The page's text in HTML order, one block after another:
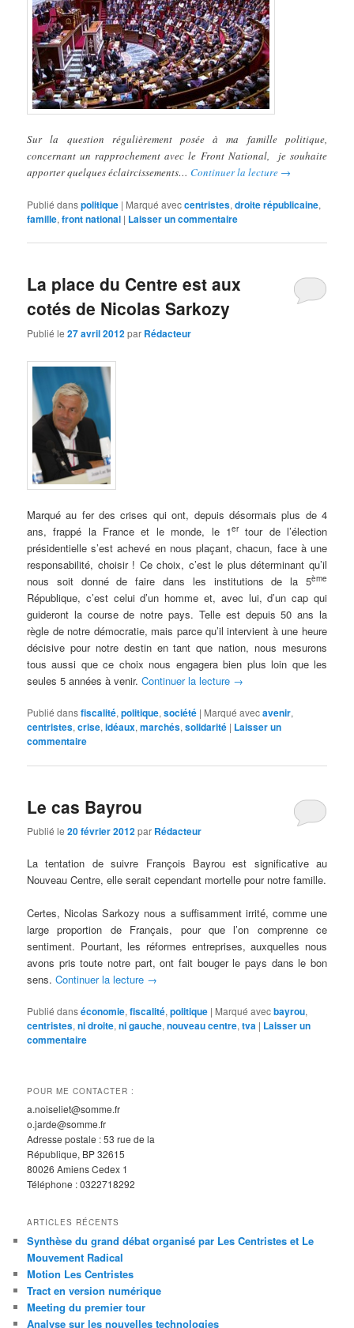
Sur la question régulièrement posée à ma famille politique,
concernant un rapprochement avec le Front National, je souhaite
apporter quelques éclaircissements…Continuer la lecture →
Publié danspolitique | Marqué aveccentristes,droite républicaine,
famille,front national | Laisser un commentaire
La place du Centre est aux
cotés de Nicolas Sarkozy
Publié le27 avril 2012par Rédacteur
Marqué au fer des crises qui ont, depuis désormais plus de 4
ans, frappé la France et le monde, le 1ertour de l’élection
présidentielle s’est achevé en nous plaçant, chacun, face à une
responsabilité, choisir ! Ce choix, c’est le plus déterminant qu’il
nous soit donné de faire dans les institutions de la 5ème
République, c’est celui d’un homme et, avec lui, d’un cap qui
guideront la course de notre pays. Telle est depuis 50 ans la
règle de notre démocratie, mais parce qu’il intervient à une heure
décisive pour notre destin en tant que nation, nous mesurons
tous aussi que ce choix nous engagera bien plus loin que les
seules 5 années à venir.Continuer la lecture →
Publié dansfiscalité,politique,société | Marqué avecavenir,
centristes,crise,idéaux,marchés,solidarité | Laisser un
commentaire
Le cas Bayrou
Publié le20 février 2012par Rédacteur
La tentation de suivre François Bayrou est significative au
Nouveau Centre, elle serait cependant mortelle pour notre famille.
Certes, Nicolas Sarkozy nous a suffisamment irrité, comme une
large proportion de Français, pour que l’on comprenne ce
sentiment. Pourtant, les réformes entreprises, auxquelles nous
avons pris toute notre part, ont fait bouger le pays dans le bon
sens.Continuer la lecture →
Publié danséconomie,fiscalité,politique | Marqué avecbayrou,
centristes,ni droite,ni gauche,nouveau centre,tva | Laisser un
commentaire
POUR ME CONTACTER :
a.noiseliet@somme.fr
o.jarde@somme.fr
Adresse postale : 53 rue de la
République, BP 32615
80026 Amiens Cedex 1
Téléphone : 0322718292
ARTICLES RÉCENTS
Synthèse du grand débat organisé par Les Centristes et Le
Mouvement Radical
Motion Les Centristes
Tract en version numérique
Meeting du premier tour
Analyse sur les nouvelles technologies